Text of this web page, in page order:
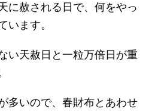
に赦される日で、何をやっ
います。
い天赦日と一粒万倍日が重
多いので、春財布とあわせ